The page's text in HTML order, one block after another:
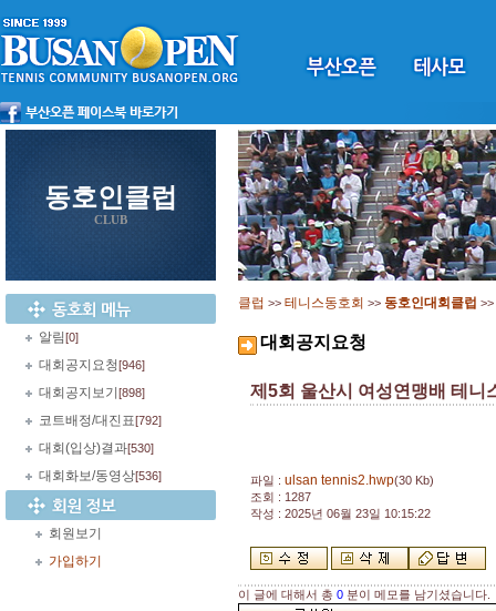
동호인클럽
CLUB
알림[0]
대회공지요청[946]
대회공지보기 [898]
코트배정/대진표[792]
대회(입상)결과[530]
대회화보/동영상[536]
회원보기
가입하기
클럽 >> 테니스동호회 >> 동호인대회클럽 >>
대회공지요청
제5회 울산시 여성연맹배 테니
파일 : ulsan tennis2.hwp(30 Kb)
조회 : 1287
작성 : 2025년 06월 23일 10:15:22
이 글에 대해서 총 0 분이 메모를 남기셨습니다.